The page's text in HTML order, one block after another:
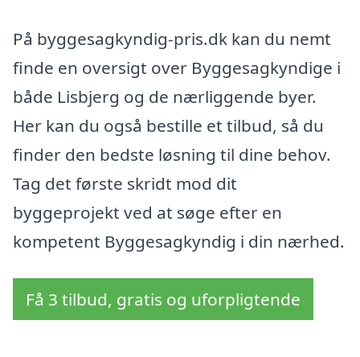
På byggesagkyndig-pris.dk kan du nemt
finde en oversigt over Byggesagkyndige i
både Lisbjerg og de nærliggende byer.
Her kan du også bestille et tilbud, så du
finder den bedste løsning til dine behov.
Tag det første skridt mod dit
byggeprojekt ved at søge efter en
kompetent Byggesagkyndig i din nærhed.
Få 3 tilbud, gratis og uforpligtende